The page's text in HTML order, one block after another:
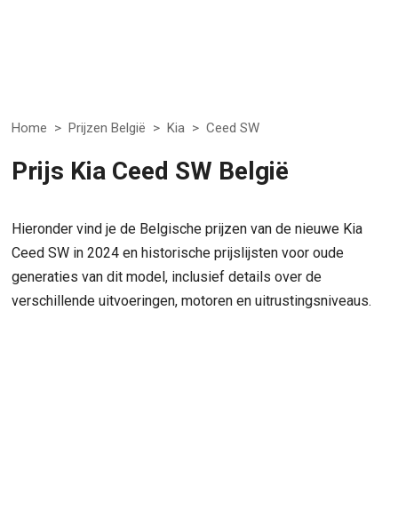
Home > Prijzen België > Kia > Ceed SW
Prijs Kia Ceed SW België
Hieronder vind je de Belgische prijzen van de nieuwe Kia
Ceed SW in 2024 en historische prijslijsten voor oude
generaties van dit model, inclusief details over de
verschillende uitvoeringen, motoren en uitrustingsniveaus.